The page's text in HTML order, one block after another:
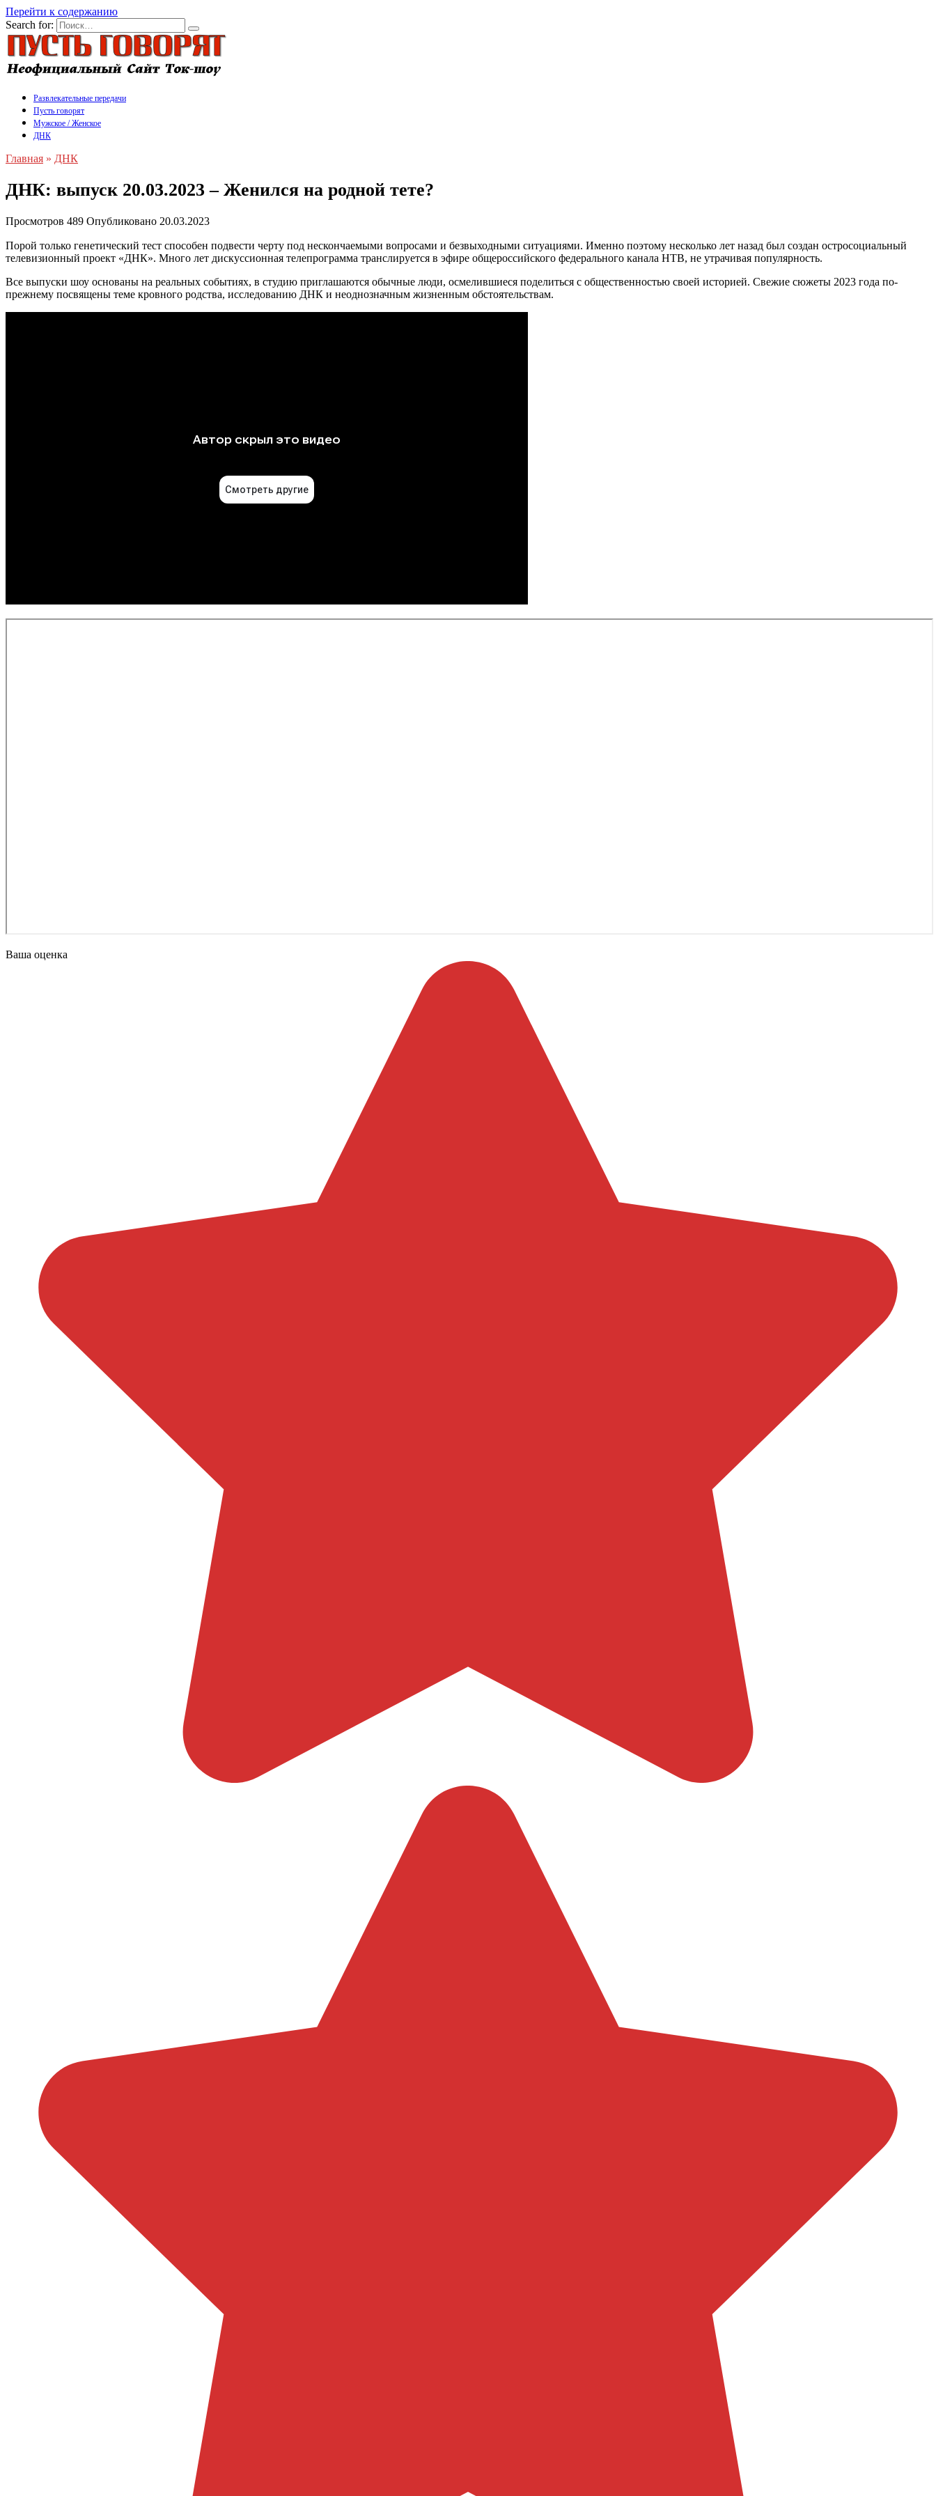
Перейти к содержанию
Search for:
Развлекательные передачи
Пусть говорят
Мужское / Женское
ДНК
Главная » ДНК
ДНК: выпуск 20.03.2023 – Женился на родной тете?
Просмотров 489 Опубликовано 20.03.2023
Порой только генетический тест способен подвести черту под нескончаемыми вопросами и безвыходными ситуациями. Именно поэтому несколько лет назад был создан остросоциальный
телевизионный проект «ДНК». Много лет дискуссионная телепрограмма транслируется в эфире общероссийского федерального канала НТВ, не утрачивая популярность.
Все выпуски шоу основаны на реальных событиях, в студию приглашаются обычные люди, осмелившиеся поделиться с общественностью своей историей. Свежие сюжеты 2023 года по-
прежнему посвящены теме кровного родства, исследованию ДНК и неоднозначным жизненным обстоятельствам.
Ваша оценка